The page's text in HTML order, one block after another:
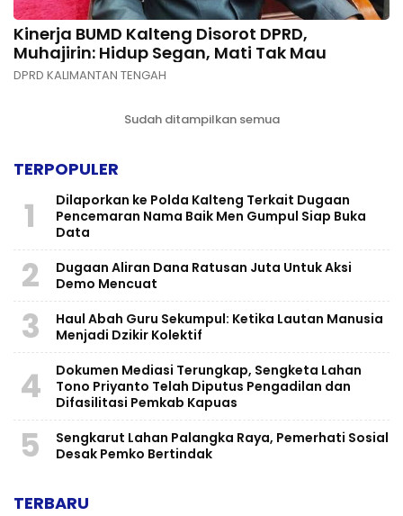
Kinerja BUMD Kalteng Disorot DPRD,
Muhajirin: Hidup Segan, Mati Tak Mau
DPRD KALIMANTAN TENGAH
Sudah ditampilkan semua
TERPOPULER
1
Dilaporkan ke Polda Kalteng Terkait Dugaan
Pencemaran Nama Baik Men Gumpul Siap Buka
Data
2
Dugaan Aliran Dana Ratusan Juta Untuk Aksi
Demo Mencuat
3
Haul Abah Guru Sekumpul: Ketika Lautan Manusia
Menjadi Dzikir Kolektif
4
​Dokumen Mediasi Terungkap, Sengketa Lahan
Tono Priyanto Telah Diputus Pengadilan dan
Difasilitasi Pemkab Kapuas
5
Sengkarut Lahan Palangka Raya, Pemerhati Sosial
Desak Pemko Bertindak
TERBARU